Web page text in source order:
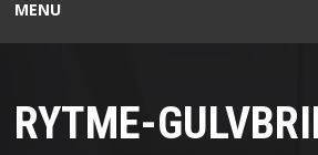
MENU
INTERAKTIV VÆG/SKILLEVÆG
RYTME-